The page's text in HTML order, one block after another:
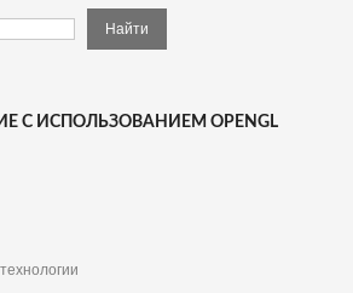
С ИСПОЛЬЗОВАНИЕМ OPENGL